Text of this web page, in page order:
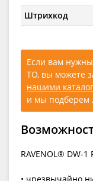
Штрихкод
Если вам
ТО, вы можете
нашими
и мы подберем
RAVENOL® DW-